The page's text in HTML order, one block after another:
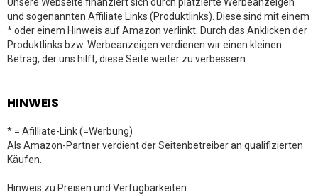
und sogenannten Affiliate Links (Produktlinks). Diese sind mit einem
* oder einem Hinweis auf Amazon verlinkt. Durch das Anklicken der
Produktlinks bzw. Werbeanzeigen verdienen wir einen kleinen
Betrag, der uns hilft, diese Seite weiter zu verbessern.
HINWEIS
* = Afilliate-Link (=Werbung)
Als Amazon-Partner verdient der Seitenbetreiber an qualifizierten
Käufen.
Hinweis zu Preisen und Verfügbarkeiten